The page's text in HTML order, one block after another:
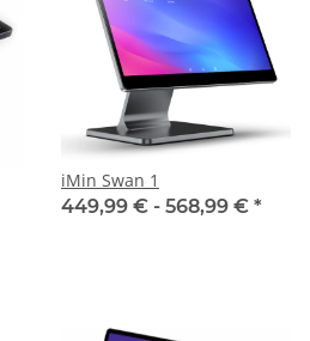
iMin Swan 1
449,99 € - 568,99 € *